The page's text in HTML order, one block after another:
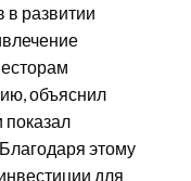
развитии
объяснил
показал
этому
для